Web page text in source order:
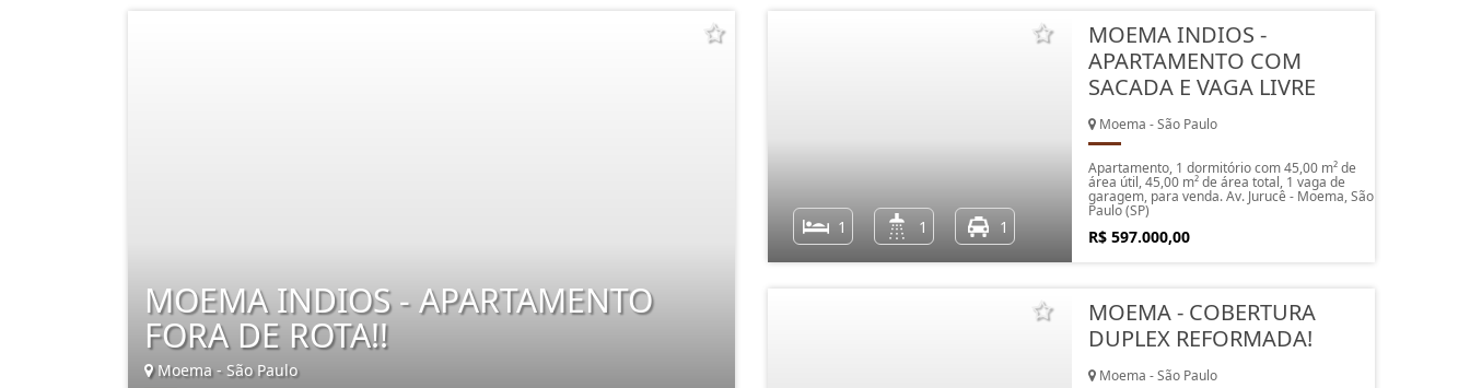
MOEMA INDIOS - APARTAMENTO
FORA DE ROTA!!
Moema - São Paulo
1 1 1
MOEMA INDIOS -
APARTAMENTO COM
SACADA E VAGA LIVRE
Moema - São Paulo
Apartamento, 1 dormitório com 45,00 m² de
área útil, 45,00 m² de área total, 1 vaga de
garagem, para venda. Av. Jurucê - Moema, São
Paulo (SP)
R$ 597.000,00
MOEMA - COBERTURA
DUPLEX REFORMADA!
Moema - São Paulo